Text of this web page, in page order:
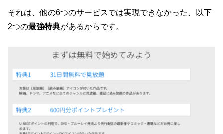
それは、他の6つのサービスでは実現できなかった、以下
2つの最強特典があるからです。